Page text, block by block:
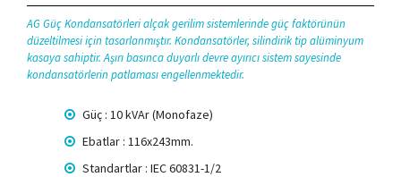
AG Güç Kondansatörleri alçak gerilim sistemlerinde güç faktörünün
düzeltilmesi için tasarlanmıştır. Kondansatörler, silindirik tip alüminyum
kasaya sahiptir. Aşırı basınca duyarlı devre ayırıcı sistem sayesinde
kondansatörlerin patlaması engellenmektedir.
Güç : 10 kVAr (Monofaze)
Ebatlar : 116x243mm.
Standartlar : IEC 60831-1/2